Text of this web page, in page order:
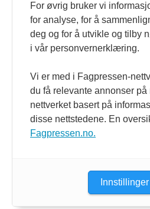
For øvrig bruker vi
for analyse, for å
deg og for å utvikle og tilby
i vår personvernerklæring.
Vi er med i Fagpressen-
du få relevante annonser
nettverket basert på
disse nettstedene. En
Fagpressen.no.
Innstillinger